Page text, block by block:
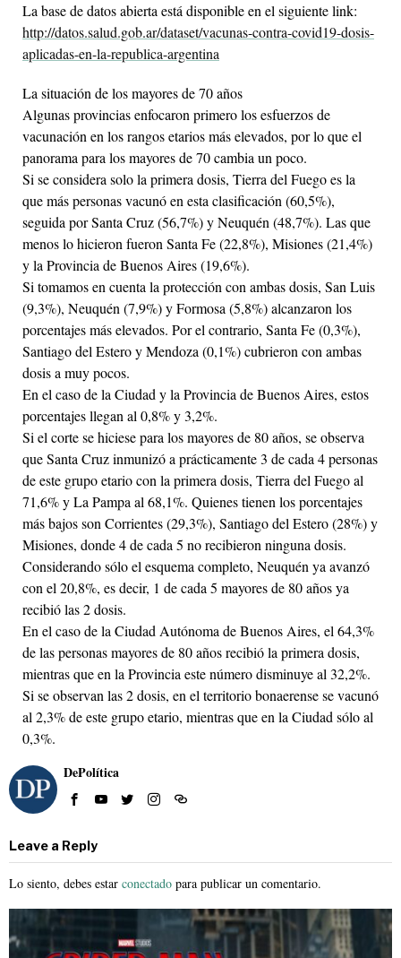
La base de datos abierta está disponible en el siguiente link:
http://datos.salud.gob.ar/dataset/vacunas-contra-covid19-dosis-
aplicadas-en-la-republica-argentina
La situación de los mayores de 70 años
Algunas provincias enfocaron primero los esfuerzos de
vacunación en los rangos etarios más elevados, por lo que el
panorama para los mayores de 70 cambia un poco.
Si se considera solo la primera dosis, Tierra del Fuego es la
que más personas vacunó en esta clasificación (60,5%),
seguida por Santa Cruz (56,7%) y Neuquén (48,7%). Las que
menos lo hicieron fueron Santa Fe (22,8%), Misiones (21,4%)
y la Provincia de Buenos Aires (19,6%).
Si tomamos en cuenta la protección con ambas dosis, San Luis
(9,3%), Neuquén (7,9%) y Formosa (5,8%) alcanzaron los
porcentajes más elevados. Por el contrario, Santa Fe (0,3%),
Santiago del Estero y Mendoza (0,1%) cubrieron con ambas
dosis a muy pocos.
En el caso de la Ciudad y la Provincia de Buenos Aires, estos
porcentajes llegan al 0,8% y 3,2%.
Si el corte se hiciese para los mayores de 80 años, se observa
que Santa Cruz inmunizó a prácticamente 3 de cada 4 personas
de este grupo etario con la primera dosis, Tierra del Fuego al
71,6% y La Pampa al 68,1%. Quienes tienen los porcentajes
más bajos son Corrientes (29,3%), Santiago del Estero (28%) y
Misiones, donde 4 de cada 5 no recibieron ninguna dosis.
Considerando sólo el esquema completo, Neuquén ya avanzó
con el 20,8%, es decir, 1 de cada 5 mayores de 80 años ya
recibió las 2 dosis.
En el caso de la Ciudad Autónoma de Buenos Aires, el 64,3%
de las personas mayores de 80 años recibió la primera dosis,
mientras que en la Provincia este número disminuye al 32,2%.
Si se observan las 2 dosis, en el territorio bonaerense se vacunó
al 2,3% de este grupo etario, mientras que en la Ciudad sólo al
0,3%.
DePolítica
Leave a Reply
Lo siento, debes estar conectado para publicar un comentario.